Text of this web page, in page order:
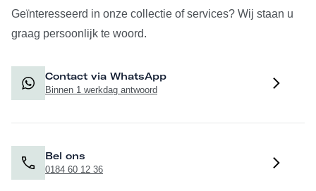
Geïnteresseerd in onze collectie of services? Wij staan u
graag persoonlijk te woord.
Contact via WhatsApp
Binnen 1 werkdag antwoord
Bel ons
0184 60 12 36